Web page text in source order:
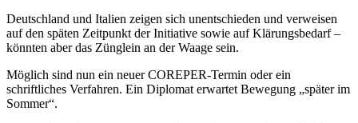
Deutschland und Italien zeigen sich unentschieden und verweisen
auf den späten Zeitpunkt der Initiative sowie auf Klärungsbedarf –
könnten aber das Zünglein an der Waage sein.
Möglich sind nun ein neuer COREPER-Termin oder ein
schriftliches Verfahren. Ein Diplomat erwartet Bewegung „später im
Sommer“.